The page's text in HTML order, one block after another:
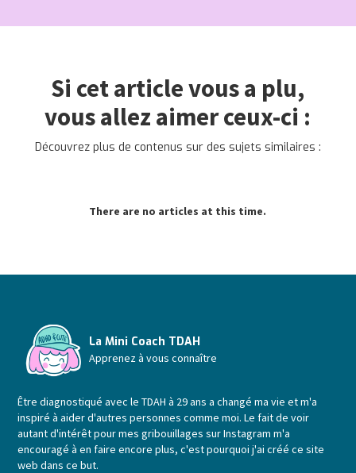
Si cet article vous a plu,
vous allez aimer ceux-ci :
Découvrez plus de contenus sur des sujets similaires :
There are no articles at this time.
La Mini Coach TDAH
Apprenez à vous connaître
Être diagnostiqué avec le TDAH à 29 ans a changé ma vie et m'a
inspiré à aider d'autres personnes comme moi. Le fait de voir
autant d'intérêt pour mes gribouillages sur Instagram m'a
encouragé à en faire encore plus, c'est pourquoi j'ai créé ce site
web dans ce but.